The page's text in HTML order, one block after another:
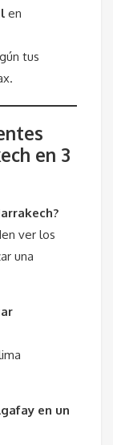
en
tus
en 3
ver los
una
en un